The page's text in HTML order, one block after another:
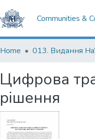
Communities &
Home 013. Видання
Цифрова
рішення